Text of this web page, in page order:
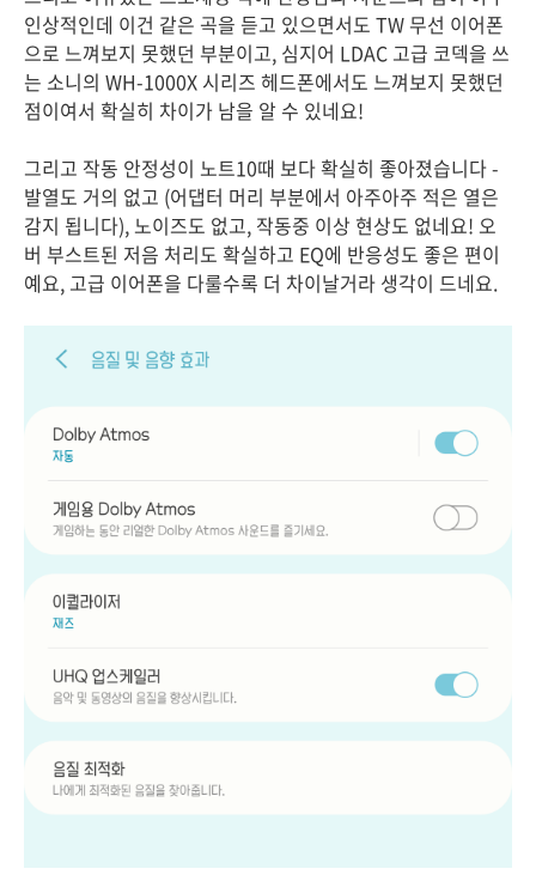
인상적인데 이건 같은 곡을 듣고 있으면서도 TW 무선 이어폰
으로 느껴보지 못했던 부분이고, 심지어 LDAC 고급 코덱을 쓰
는 소니의 WH-1000X 시리즈 헤드폰에서도 느껴보지 못했던
점이여서 확실히 차이가 남을 알 수 있네요!
그리고 작동 안정성이 노트10때 보다 확실히 좋아졌습니다 -
발열도 거의 없고 (어댑터 머리 부분에서 아주아주 적은 열은
감지 됩니다), 노이즈도 없고, 작동중 이상 현상도 없네요! 오
버 부스트된 저음 처리도 확실하고 EQ에 반응성도 좋은 편이
예요, 고급 이어폰을 다룰수록 더 차이날거라 생각이 드네요.